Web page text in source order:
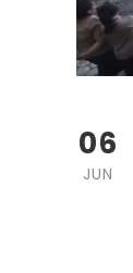
06
JUN